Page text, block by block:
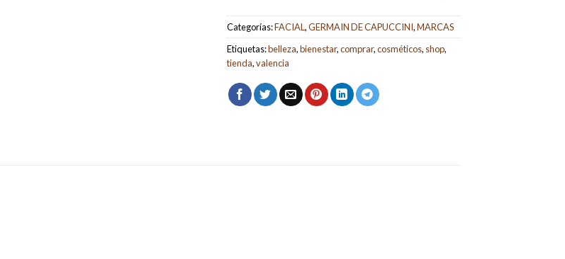
Categorías:FACIAL,GERMAIN DE CAPUCCINI,MARCAS
Etiquetas:belleza,bienestar,comprar,cosméticos, shop,
tienda,valencia